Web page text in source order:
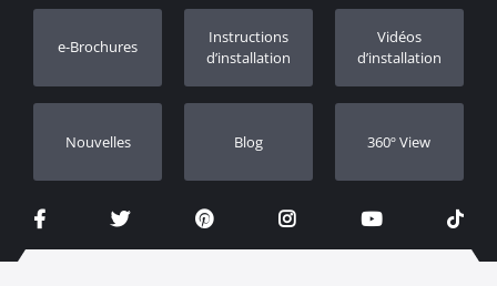
Concessionnaires
e-Brochures
Instructions
d’installation
Vidéos
d’installation
Nouvelles Blog 360º View